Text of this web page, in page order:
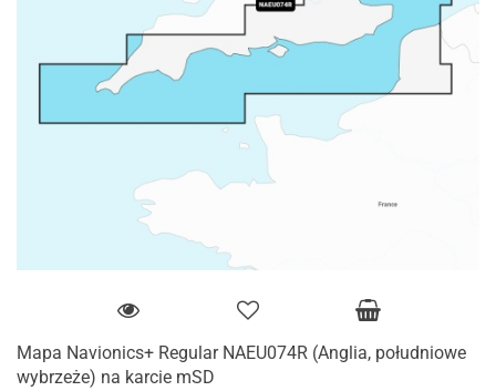
Mapa Navionics+ Regular NAEU074R (Anglia, południowe
wybrzeże) na karcie mSD